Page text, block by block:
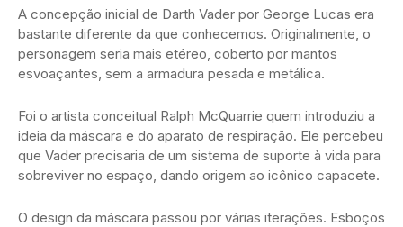
A concepção inicial de Darth Vader por George Lucas era
bastante diferente da que conhecemos. Originalmente, o
personagem seria mais etéreo, coberto por mantos
esvoaçantes, sem a armadura pesada e metálica.
Foi o artista conceitual Ralph McQuarrie quem introduziu a
ideia da máscara e do aparato de respiração. Ele percebeu
que Vader precisaria de um sistema de suporte à vida para
sobreviver no espaço, dando origem ao icônico capacete.
O design da máscara passou por várias iterações. Esboços